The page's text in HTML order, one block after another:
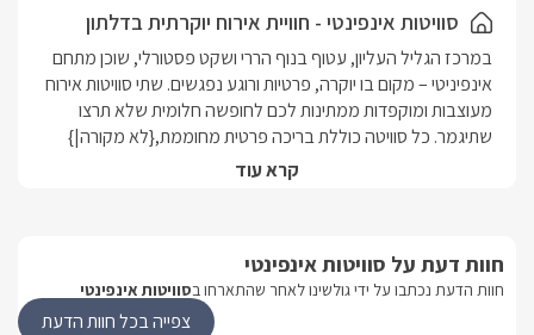
פלטה, מיחם, טוסטר, מיקרוגל ואבזור מלא.
אינטרנט אלחוטי חופשי, טלוויזיה חכמה ופינוקים נוספים לנוחות
מקסימלית. הסוויטה מותאמת גם לציבור הדתי עם אבזור רלוונטי.
סוויטת אינפיניטי S היא הבחירה המושלמת למי שמחפש חופשה
יוקרתית, מוקפדת ובלתי נשכחת – במקום שבו כל פרט נבחר בקפידה,
סוויטות אינפינטי - חוויית אירוח יוקרתית בדלתון
זו חופשה בלתי נשכחת של ניתוק, התחדשות ואווירה
מושלמת.המתחם החיצוני:בריכת שחייה פרטית לכל סוויטה | מיטות
קרא עוד
חוות דעת על סוויטות אינפינטי
חוות הדעת נכתבו על ידי גולשינו לאחר שהתארחו בסוויטות אינפינטי
צפייה בכל חוות הדעת